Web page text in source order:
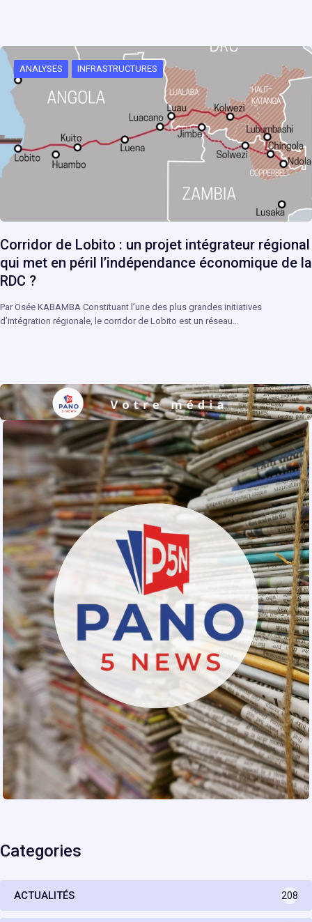
ANALYSES INFRASTRUCTURES
Corridor de Lobito : un projet intégrateur régional
qui met en péril l’indépendance économique de la
RDC ?
Par Osée KABAMBA Constituant l’une des plus grandes initiatives
d’intégration régionale, le corridor de Lobito est un réseau…
Categories
ACTUALITÉS 208